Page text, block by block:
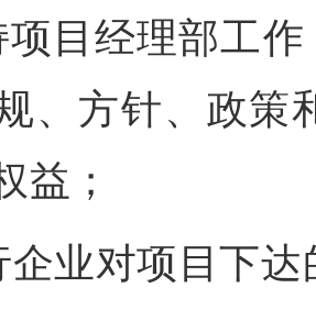
项目经理部工
、方针、政策
益；
企业对项目下